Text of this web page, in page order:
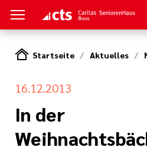
Arbeit
Startseite Aktuelles
16.12.2013
In der